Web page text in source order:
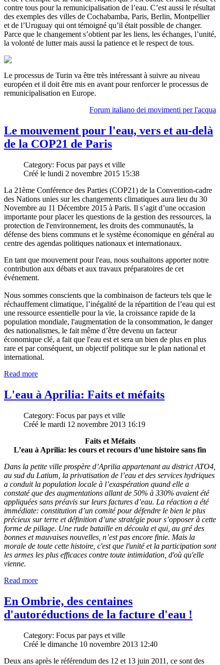
contre tous pour la remunicipalisation de l’eau. C’est aussi le résultat
des exemples des villes de Cochabamba, Paris, Berlin, Montpellier
et de l’Uruguay qui ont témoigné qu’il était possible de changer.
Parce que le changement s’obtient par les liens, les échanges, l’unité,
la volonté de lutter mais aussi la patience et le respect de tous.
Le processus de Turin va être très intéressant à suivre au niveau
européen et il doit être mis en avant pour renforcer le processus de
remunicipalisation en Europe.
Forum italiano dei movimenti per l'acqua
Le mouvement pour l'eau, vers et au-delà
de la COP21 de Paris
Category: Focus par pays et ville
Créé le lundi 2 novembre 2015 15:38
La 21ème Conférence des Parties (COP21) de la Convention-cadre
des Nations unies sur les changements climatiques aura lieu du 30
Novembre au 11 Décembre 2015 à Paris. Il s’agit d’une occasion
importante pour placer les questions de la gestion des ressources, la
protection de l'environnement, les droits des communautés, la
défense des biens communs et le système économique en général au
centre des agendas politiques nationaux et internationaux.
En tant que mouvement pour l'eau, nous souhaitons apporter notre
contribution aux débats et aux travaux préparatoires de cet
événement.
Nous sommes conscients que la combinaison de facteurs tels que le
réchauffement climatique, l’inégalité de la répartition de l’eau qui est
une ressource essentielle pour la vie, la croissance rapide de la
population mondiale, l'augmentation de la consommation, le danger
des nationalismes, le fait même d’être devenu un facteur
économique clé, a fait que l'eau est et sera un bien de plus en plus
rare et par conséquent, un objectif politique sur le plan national et
international.
Read more
L'eau à Aprilia: Faits et méfaits
Category: Focus par pays et ville
Créé le mardi 12 novembre 2013 16:19
Faits et Méfaits
L’eau à Aprilia: les cours et recours d’une histoire sans fin
Dans la petite ville prospère d’Aprilia appartenant au district ATO4,
au sud du Latium, la privatisation de l’eau et des services hydriques
a conduit la population locale à l’exaspération quand elle a
constaté que des augmentations allant de 50% à 330% avaient été
appliquées sans préavis sur leurs factures d’eau. La réaction a été
immédiate: constitution d’un comité pour défendre le bien le plus
précieux sur terre et définition d’une stratégie pour s’opposer à cette
forme de pillage. Une rude bataille en découla et qui, au gré des
bonnes et mauvaises nouvelles, n’est pas encore finie. Mais la
morale de toute cette histoire, c'est que l'unité et la participation sont
les armes les plus efficaces contre toute intimidation, d'où qu'elle
vienne.
Read more
En Ombrie, des centaines
d'autoréductions de la facture d'eau !
Category: Focus par pays et ville
Créé le dimanche 10 novembre 2013 12:40
Deux ans après le référendum des 12 et 13 juin 2011, ce sont des